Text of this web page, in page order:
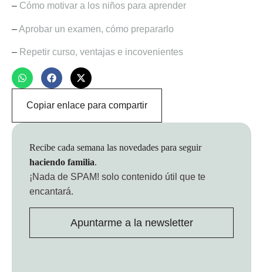
– Cómo motivar a los niños para aprender
–Aprobar un examen, cómo prepararlo
– Repetir curso, ventajas e incovenientes
Copiar enlace para compartir
Recibe cada semana las novedades para seguir
haciendo familia.
¡Nada de SPAM! solo contenido útil que te
encantará.
Apuntarme a la newsletter